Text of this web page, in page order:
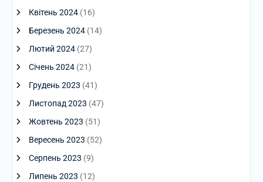
Квітень 2024(16)
Березень 2024(14)
Лютий 2024(27)
Січень 2024(21)
Грудень 2023 (41)
Листопад 2023 (47)
Жовтень 2023 (51)
Вересень 2023 (52)
Серпень 2023 (9)
Липень 2023 (12)